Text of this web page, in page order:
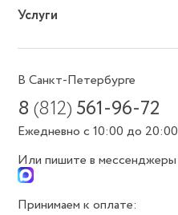
Услуги
В Санкт-Петербурге
8(812) 561-96-72
Ежедневно с 10:00 до 20:00
Или пишите в мессенджеры
Принимаем к оплате: